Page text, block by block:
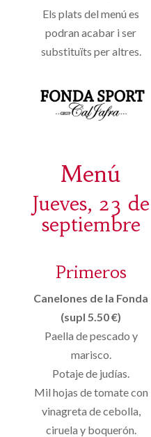
Els plats del menú es
podran acabar i ser
substituïts per altres.
Menú
Jueves, 23 de
septiembre
Primeros
Canelones de la Fonda
(supl 5.50 €)
Paella de pescado y
marisco.
Potaje de judías.
Mil hojas de tomate con
vinagreta de cebolla,
ciruela y boquerón.